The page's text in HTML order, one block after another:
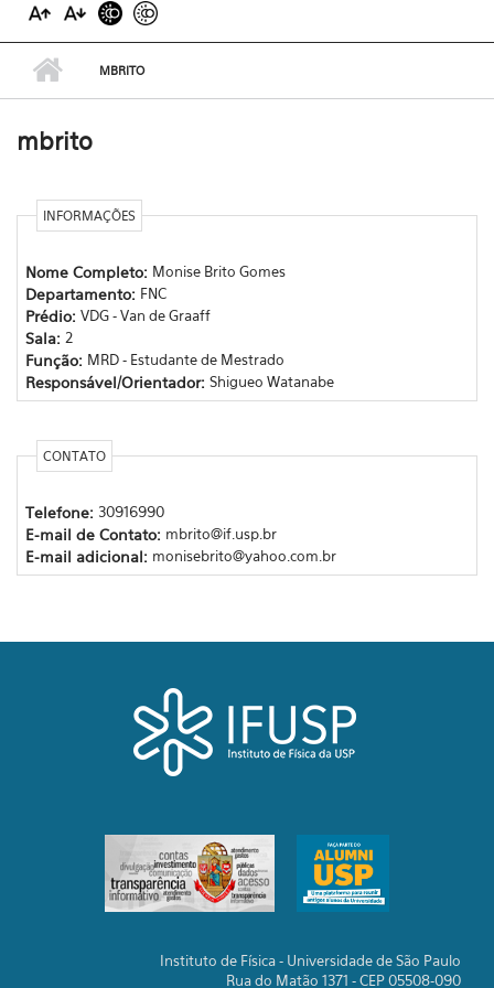
MBRITO
mbrito
INFORMAÇÕES
Nome Completo: Monise Brito Gomes
Departamento: FNC
Prédio: VDG - Van de Graaff
Sala: 2
Função: MRD - Estudante de Mestrado
Responsável/Orientador: Shigueo Watanabe
CONTATO
Telefone: 30916990
E-mail de Contato: mbrito@if.usp.br
E-mail adicional: monisebrito@yahoo.com.br
Instituto de Física - Universidade de São Paulo
Rua do Matão 1371 - CEP 05508-090